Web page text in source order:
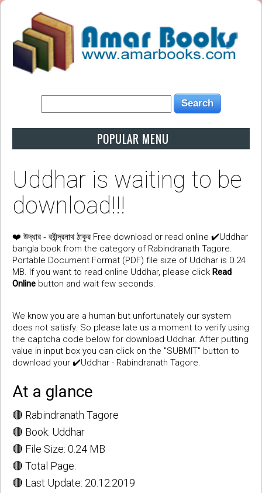
POPULAR MENU
Uddhar is waiting to be
download!!!
❤️ উদ্ধার - রবীন্দ্রনাথ ঠাকুর Free download or read online ✔️Uddhar
bangla book from the category of Rabindranath Tagore.
Portable Document Format (PDF) file size of Uddhar is 0.24
MB. If you want to read online Uddhar, please click Read
Online button and wait few seconds.
We know you are a human but unfortunately our system
does not satisfy. So please late us a moment to verify using
the captcha code below for download Uddhar. After putting
value in input box you can click on the "SUBMIT" button to
download your ✔️Uddhar - Rabindranath Tagore.
At a glance
🔴 Rabindranath Tagore
🔴 Book: Uddhar
🔴 File Size: 0.24 MB
🔴 Total Page:
🔴 Last Update: 20.12.2019